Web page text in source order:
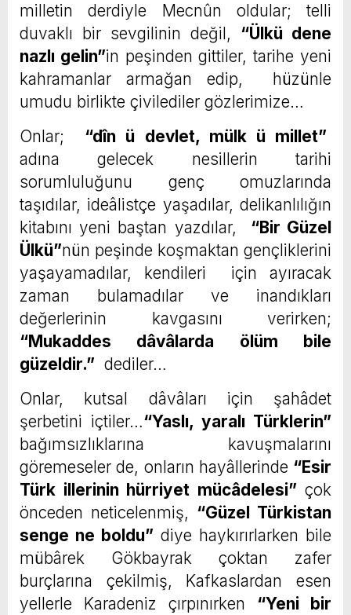
milletin derdiyle Mecnûn oldular; telli
duvaklı bir sevgilinin değil, “Ülkü dene
nazlı gelin”in peşinden gittiler, tarihe yeni
kahramanlar armağan edip, hüzünle
umudu birlikte çivilediler gözlerimize…
Onlar; “dîn ü devlet, mülk ü millet”
adına gelecek nesillerin tarihi
sorumluluğunu genç omuzlarında
taşıdılar, ideâlistçe yaşadılar, delikanlılığın
kitabını yeni baştan yazdılar, “Bir Güzel
Ülkü”nün peşinde koşmaktan gençliklerini
yaşayamadılar, kendileri için ayıracak
zaman bulamadılar ve inandıkları
değerlerinin kavgasını verirken;
“Mukaddes dâvâlarda ölüm bile
güzeldir.” dediler…
Onlar, kutsal dâvâları için şahâdet
şerbetini içtiler…“Yaslı, yaralı Türklerin”
bağımsızlıklarına kavuşmalarını
göremeseler de, onların hayâllerinde “Esir
Türk illerinin hürriyet mücâdelesi” çok
önceden neticelenmiş, “Güzel Türkistan
senge ne boldu” diye haykırırlarken bile
mübârek Gökbayrak çoktan zafer
burçlarına çekilmiş, Kafkaslardan esen
yellerle Karadeniz çırpınırken “Yeni bir